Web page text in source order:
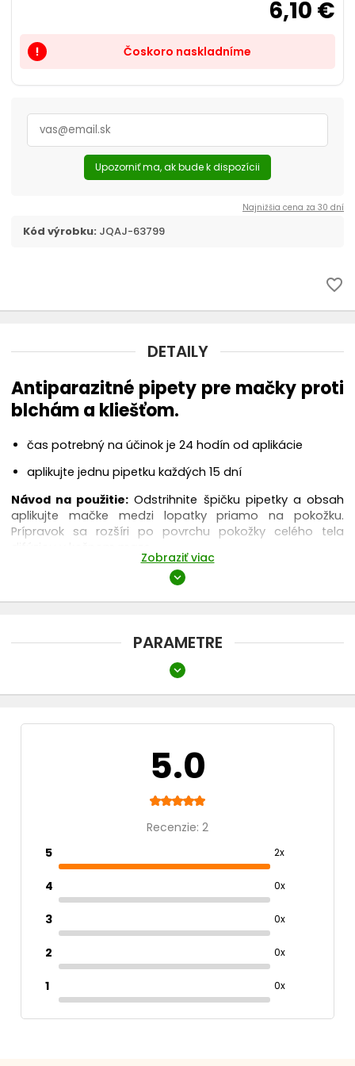
Kozmetika, úprava
Cestovanie s mačkou
6,10 €
priority_high Čoskoro naskladníme
Upozorniť ma, ak bude k dispozícii
Najnižšia cena za 30 dní
Kód výrobku: JQAJ-63799
favorite_border
DETAILY
Antiparazitné pipety pre mačky proti
blchám a kliešťom.
čas potrebný na účinok je 24 hodín od aplikácie
aplikujte jednu pipetku každých 15 dní
Návod na použitie: Odstrihnite špičku pipetky a obsah
aplikujte mačke medzi lopatky priamo na pokožku.
Prípravok sa rozšíri po povrchu pokožky celého tela
Zobraziť viac
expand_more
PARAMETRE
expand_more
5.0
Recenzie: 2
5
2x
4 0x
3 0x
2 0x
1 0x